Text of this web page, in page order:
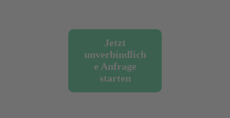
Jetzt
unverbindlich
e Anfrage
starten